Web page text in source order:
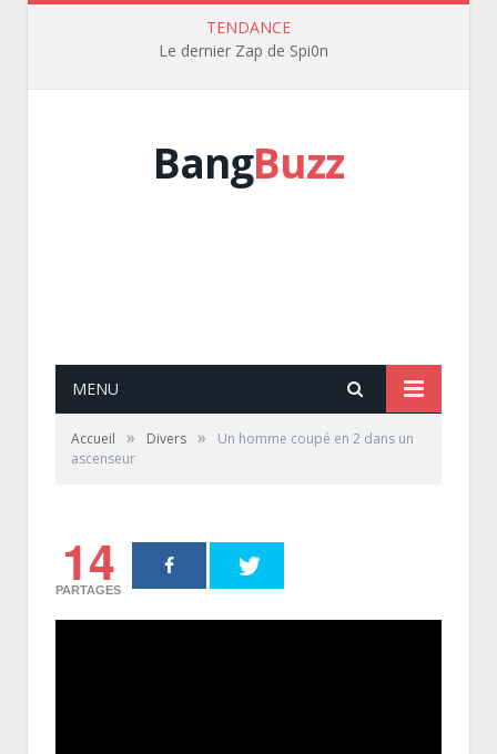
TENDANCE
Le dernier Zap de Spi0n
BangBuzz
MENU
Accueil » Divers »
Un homme coupé en 2 dans un
ascenseur
14
PARTAGES